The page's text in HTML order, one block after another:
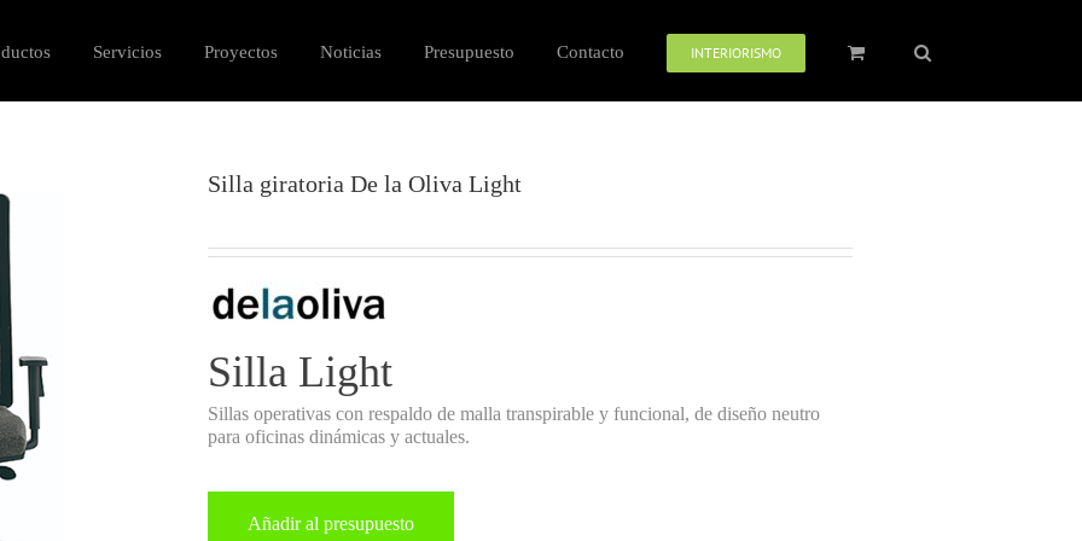
Servicios Proyectos Noticias Presupuesto Contacto INTERIORISMO
Silla giratoria De la Oliva Light
Silla Light
Sillas operativas con respaldo de malla transpirable y funcional, de diseño neutro
para oficinas dinámicas y actuales.
Añadir al presupuesto